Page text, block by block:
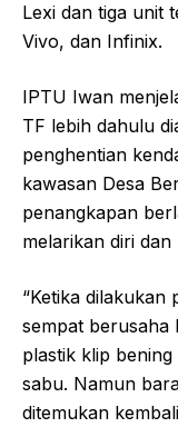
Lexi dan tiga unit
Vivo, dan Infinix.
IPTU Iwan
TF lebih dahulu
penghentian
kawasan Desa
penangkapan
melarikan diri
“Ketika dilakukan
sempat berusaha
plastik klip
sabu. Namun
ditemukan